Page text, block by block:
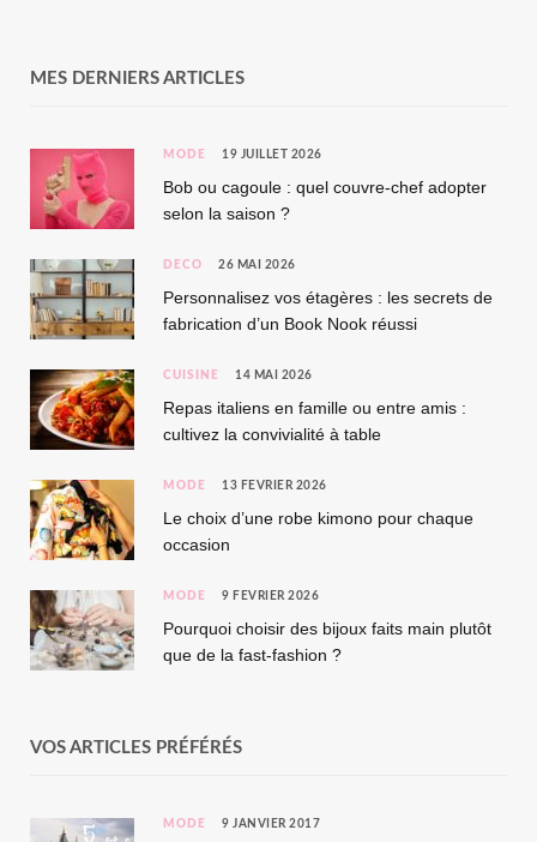
MES DERNIERS ARTICLES
MODE 19 JUILLET 2026
Bob ou cagoule : quel couvre-chef adopter
selon la saison ?
DÉCO 26 MAI 2026
Personnalisez vos étagères : les secrets de
fabrication d’un Book Nook réussi
CUISINE 14 MAI 2026
Repas italiens en famille ou entre amis :
cultivez la convivialité à table
MODE 13 FÉVRIER 2026
Le choix d’une robe kimono pour chaque
occasion
MODE 9 FÉVRIER 2026
Pourquoi choisir des bijoux faits main plutôt
que de la fast-fashion ?
VOS ARTICLES PRÉFÉRÉS
MODE 9 JANVIER 2017